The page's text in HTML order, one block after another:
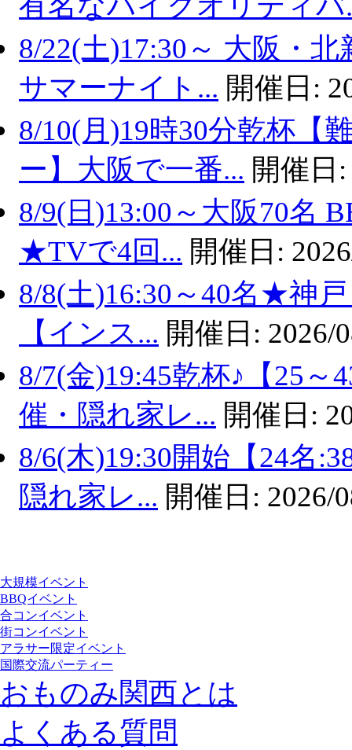
8/22(土)17:30～ 大阪・
サマーナイト... 開催日:
8/10(月)19時30分乾杯【
ー】大阪で一番... 開催日
8/9(日)13:00～大阪70名
★TVで4回... 開催日:
8/8(土)16:30～40名★神
【インス... 開催日: 2026/
8/7(金)19:45乾杯♪【25
催・隠れ家レ... 開催日:
8/6(木)19:30開始【24名
隠れ家レ... 開催日: 2026/
大規模イベント
BBQイベント
合コンイベント
街コンイベント
アラサー限定イベント
国際交流パーティー
おものみ関西とは
よくある質問